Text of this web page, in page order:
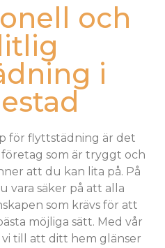
och
i
för flyttstädning är det
som är tryggt och
att du kan lita på. På
vara säker på att alla
som krävs för att
möjliga sätt. Med vår
till att ditt hem glänser